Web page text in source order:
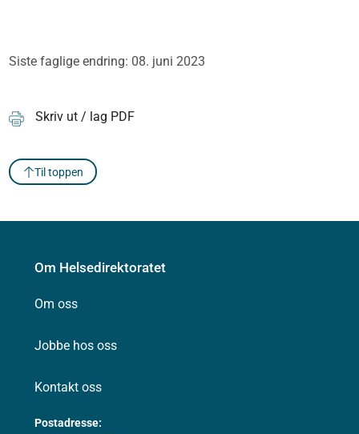
Siste faglige endring: 08. juni 2023
Skriv ut / lag PDF
Til toppen
Om Helsedirektoratet
Om oss
Jobbe hos oss
Kontakt oss
Postadresse: